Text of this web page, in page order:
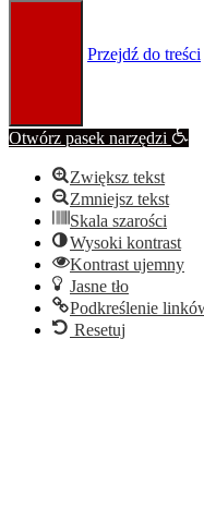
Przejdź do treści
Otwórz pasek narzędzi
Zwiększ tekst
Zmniejsz tekst
Skala szarości
Wysoki kontrast
Kontrast ujemny
Jasne tło
Podkreślenie
Resetuj